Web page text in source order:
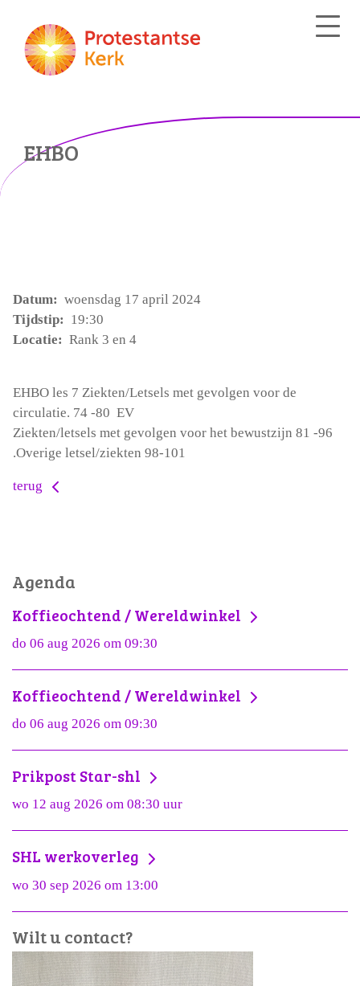
EHBO
Datum: woensdag 17 april 2024
Tijdstip: 19:30
Locatie: Rank 3 en 4
EHBO les 7 Ziekten/Letsels met gevolgen voor de
circulatie. 74 -80 EV
Ziekten/letsels met gevolgen voor het bewustzijn 81 -96
.Overige letsel/ziekten 98-101
terug
Agenda
Koffieochtend / Wereldwinkel
do 06 aug 2026 om 09:30
Koffieochtend / Wereldwinkel
do 06 aug 2026 om 09:30
Prikpost Star-shl
wo 12 aug 2026 om 08:30 uur
SHL werkoverleg
wo 30 sep 2026 om 13:00
Wilt u contact?